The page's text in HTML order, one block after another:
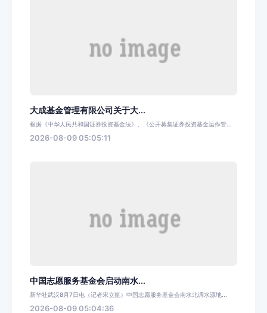
大成基金管理有限公司关于大...
根据《中华人民共和国证券投资基金法》、《公开募集证券投资基金运作管...
2026-08-09 05:05:11
中国志愿服务基金会启动南水...
新华社武汉8月7日电（记者宋立崑）中国志愿服务基金会南水北调水源地...
2026-08-09 05:04:36